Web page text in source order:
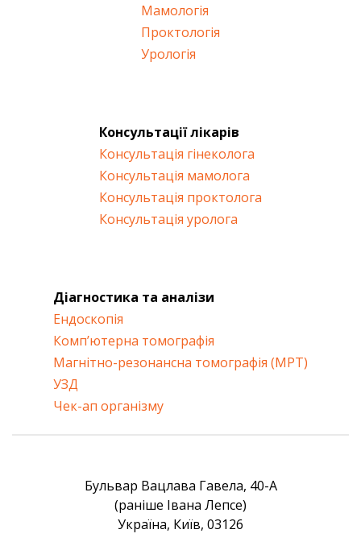
Мамологія
Проктологія
Урологія
Консультації лікарів
Консультація гінеколога
Консультація мамолога
Консультація проктолога
Консультація уролога
Діагностика та аналізи
Ендоскопія
Комп’ютерна томографія
Магнітно-резонансна томографія (МРТ)
УЗД
Чек-ап організму
Бульвар Вацлава Гавела, 40-А
(раніше Івана Лепсе)
Україна, Київ, 03126